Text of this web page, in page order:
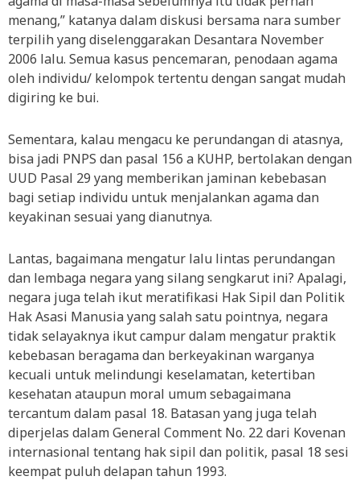
menang,” katanya dalam diskusi bersama nara sumber
terpilih yang diselenggarakan Desantara November
2006 lalu. Semua kasus pencemaran, penodaan agama
oleh individu/ kelompok tertentu dengan sangat mudah
digiring ke bui.
Sementara, kalau mengacu ke perundangan di atasnya,
bisa jadi PNPS dan pasal 156 a KUHP, bertolakan dengan
UUD Pasal 29 yang memberikan jaminan kebebasan
bagi setiap individu untuk menjalankan agama dan
keyakinan sesuai yang dianutnya.
Lantas, bagaimana mengatur lalu lintas perundangan
dan lembaga negara yang silang sengkarut ini? Apalagi,
negara juga telah ikut meratifikasi Hak Sipil dan Politik
Hak Asasi Manusia yang salah satu pointnya, negara
tidak selayaknya ikut campur dalam mengatur praktik
kebebasan beragama dan berkeyakinan warganya
kecuali untuk melindungi keselamatan, ketertiban
kesehatan ataupun moral umum sebagaimana
tercantum dalam pasal 18. Batasan yang juga telah
diperjelas dalam General Comment No. 22 dari Kovenan
internasional tentang hak sipil dan politik, pasal 18 sesi
keempat puluh delapan tahun 1993.